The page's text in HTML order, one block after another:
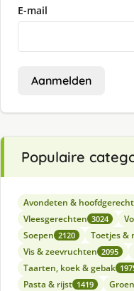
E-mail
Aanmelden
Populaire
Avondeten &
Vleesgerechten 3024
Soepen 2120 Toetjes &
Vis & zeevruchten 2095
Taarten, koek & gebak
Pasta & rijst 1419